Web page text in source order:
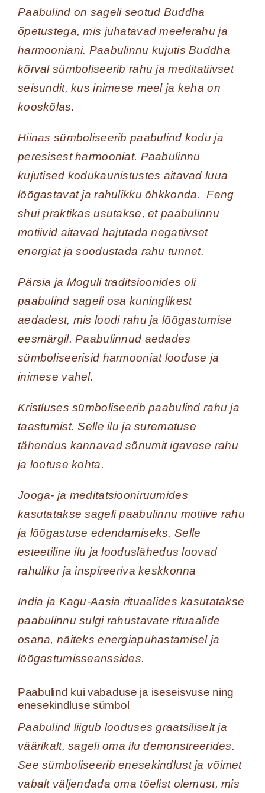
Paabulind on sageli seotud Buddha
õpetustega, mis juhatavad meelerahu ja
harmooniani. Paabulinnu kujutis Buddha
kõrval sümboliseerib rahu ja meditatiivset
seisundit, kus inimese meel ja keha on
kooskõlas.
Hiinas sümboliseerib paabulind kodu ja
peresisest harmooniat. Paabulinnu
kujutised kodukaunistustes aitavad luua
lõõgastavat ja rahulikku õhkkonda. Feng
shui praktikas usutakse, et paabulinnu
motiivid aitavad hajutada negatiivset
energiat ja soodustada rahu tunnet.
Pärsia ja Moguli traditsioonides oli
paabulind sageli osa kuninglikest
aedadest, mis loodi rahu ja lõõgastumise
eesmärgil. Paabulinnud aedades
sümboliseerisid harmooniat looduse ja
inimese vahel.
Kristluses sümboliseerib paabulind rahu ja
taastumist. Selle ilu ja surematuse
tähendus kannavad sõnumit igavese rahu
ja lootuse kohta.
Jooga- ja meditatsiooniruumides
kasutatakse sageli paabulinnu motiive rahu
ja lõõgastuse edendamiseks. Selle
esteetiline ilu ja looduslähedus loovad
rahuliku ja inspireeriva keskkonna
India ja Kagu-Aasia rituaalides kasutatakse
paabulinnu sulgi rahustavate rituaalide
osana, näiteks energiapuhastamisel ja
lõõgastumisseanssides.
Paabulind kui vabaduse ja iseseisvuse ning
enesekindluse sümbol
Paabulind liigub looduses graatsiliselt ja
väärikalt, sageli oma ilu demonstreerides.
See sümboliseerib enesekindlust ja võimet
vabalt väljendada oma tõelist olemust, mis